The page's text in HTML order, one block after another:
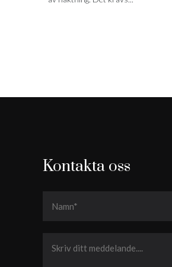
Kontakta oss